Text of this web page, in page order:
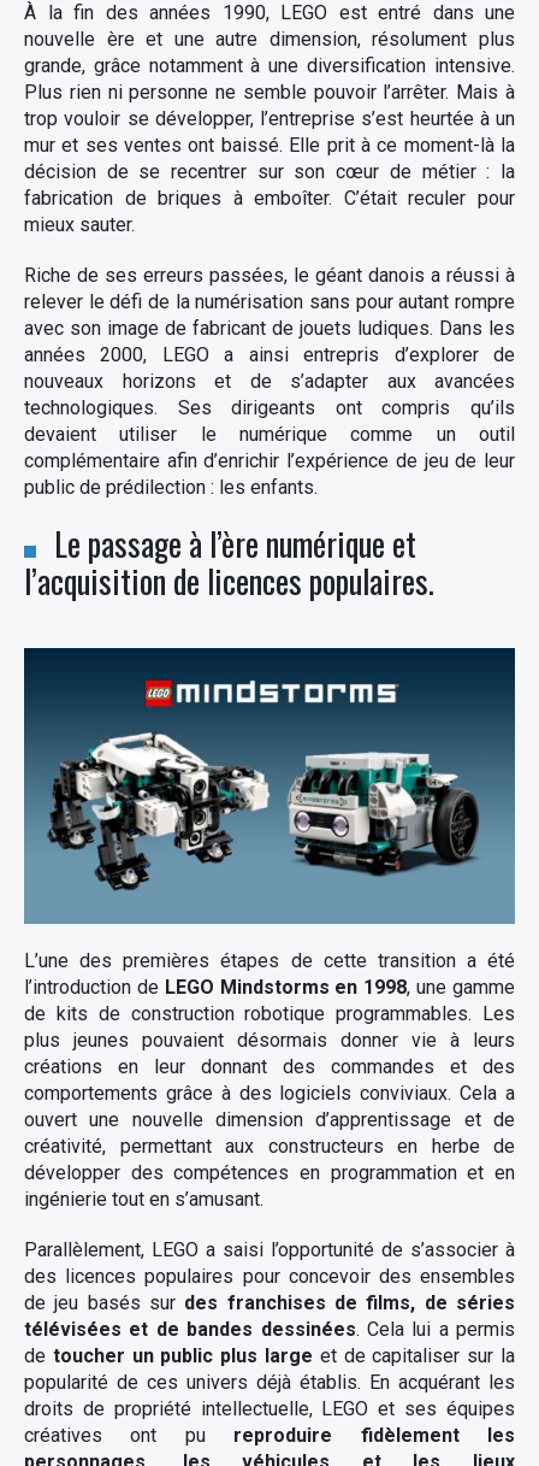
À la fin des années 1990, LEGO est entré dans une
nouvelle ère et une autre dimension, résolument plus
grande, grâce notamment à une diversification intensive.
Plus rien ni personne ne semble pouvoir l’arrêter. Mais à
trop vouloir se développer, l’entreprise s’est heurtée à un
mur et ses ventes ont baissé. Elle prit à ce moment-là la
décision de se recentrer sur son cœur de métier : la
fabrication de briques à emboîter. C’était reculer pour
mieux sauter.
Riche de ses erreurs passées, le géant danois a réussi à
relever le défi de la numérisation sans pour autant rompre
avec son image de fabricant de jouets ludiques. Dans les
années 2000, LEGO a ainsi entrepris d’explorer de
nouveaux horizons et de s’adapter aux avancées
technologiques. Ses dirigeants ont compris qu’ils
devaient utiliser le numérique comme un outil
complémentaire afin d’enrichir l’expérience de jeu de leur
public de prédilection : les enfants.
Le passage à l’ère numérique et
l’acquisition de licences populaires.
L’une des premières étapes de cette transition a été
l’introduction de LEGO Mindstorms en 1998, une gamme
de kits de construction robotique programmables. Les
plus jeunes pouvaient désormais donner vie à leurs
créations en leur donnant des commandes et des
comportements grâce à des logiciels conviviaux. Cela a
ouvert une nouvelle dimension d’apprentissage et de
créativité, permettant aux constructeurs en herbe de
développer des compétences en programmation et en
ingénierie tout en s’amusant.
Parallèlement, LEGO a saisi l’opportunité de s’associer à
des licences populaires pour concevoir des ensembles
de jeu basés sur des franchises de films, de séries
télévisées et de bandes dessinées. Cela lui a permis
de toucher un public plus large et de capitaliser sur la
popularité de ces univers déjà établis. En acquérant les
droits de propriété intellectuelle, LEGO et ses équipes
créatives ont pu reproduire fidèlement les